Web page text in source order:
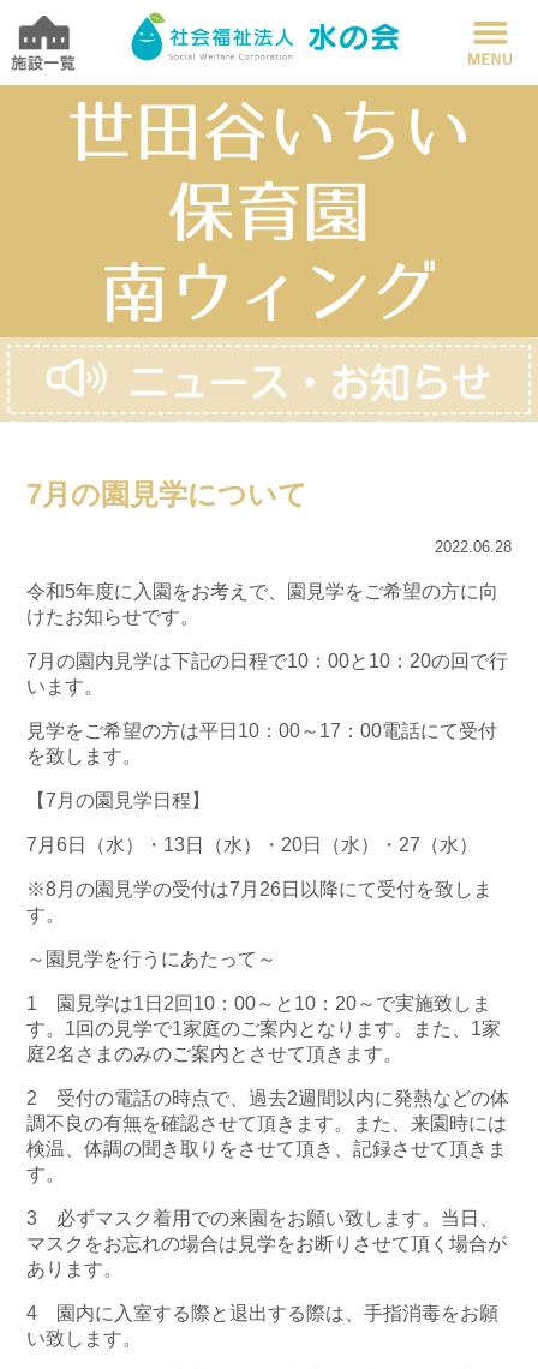
7月の園見学について
2022.06.28
令和5年度に入園をお考えで、園見学をご希望の方に向
けたお知らせです。
7月の園内見学は下記の日程で10：00と10：20の回で行
います。
見学をご希望の方は平日10：00～17：00電話にて受付
を致します。
【7月の園見学日程】
7月6日（水）・13日（水）・20日（水）・27（水）
※8月の園見学の受付は7月26日以降にて受付を致しま
す。
～園見学を行うにあたって～
1 園見学は1日2回10：00～と10：20～で実施致しま
す。1回の見学で1家庭のご案内となります。また、1家
庭2名さまのみのご案内とさせて頂きます。
2 受付の電話の時点で、過去2週間以内に発熱などの体
調不良の有無を確認させて頂きます。また、来園時には
検温、体調の聞き取りをさせて頂き、記録させて頂きま
す。
3 必ずマスク着用での来園をお願い致します。当日、
マスクをお忘れの場合は見学をお断りさせて頂く場合が
あります。
4 園内に入室する際と退出する際は、手指消毒をお願
い致します。